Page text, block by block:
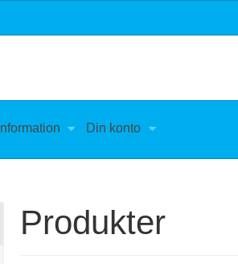
Information Din konto
Produkter